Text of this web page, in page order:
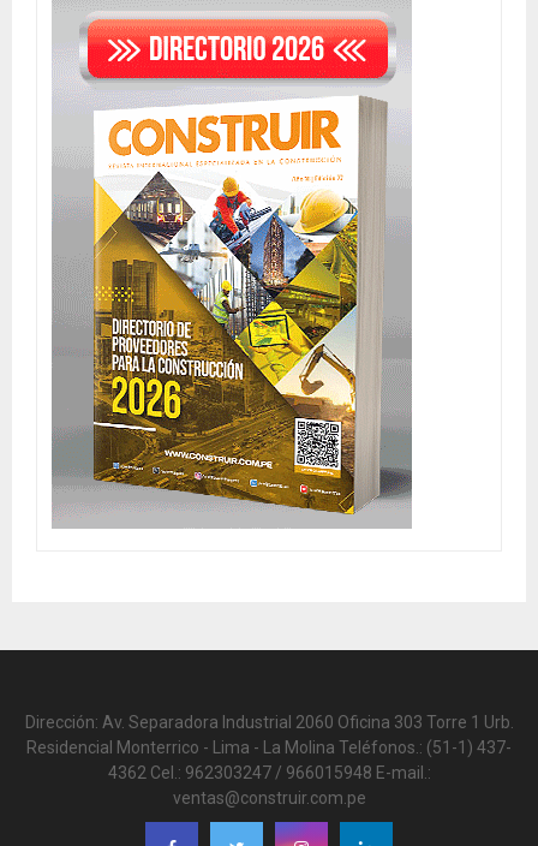
Dirección: Av. Separadora Industrial 2060 Oficina 303 Torre 1 Urb.
Residencial Monterrico - Lima - La Molina Teléfonos.: (51-1) 437-
4362 Cel.: 962303247 / 966015948 E-mail.:
ventas@construir.com.pe